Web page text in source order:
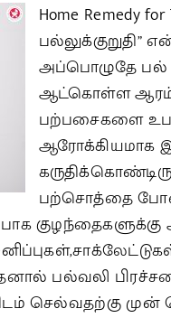
Home Remedy
அப்பொழுதே பல்
ஆட்கொள்ள
பற்பசைகளை
ஆரோக்கியமாக
பற்சொத்தை
குழந்தைகளுக்கு
பல்வலி
செல்வதற்கு முன்